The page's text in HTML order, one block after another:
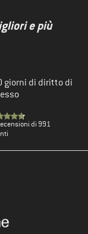
e più
giorni di diritto di
di 991